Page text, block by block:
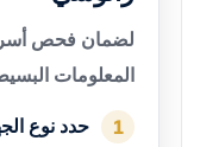
لضمان فحص
المعلومات
1 حدد نوع